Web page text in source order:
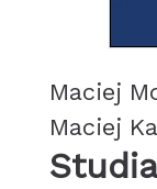
Maciej
Maciej